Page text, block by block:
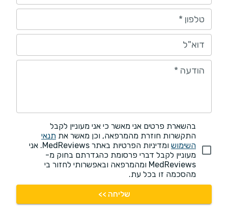
טלפון *
דוא"ל
הודעה *
בהשארת פרטים אני מאשר כי אני מעוניין לקבל
התקשרות חוזרת מהמרפאה, וכן מאשר את תנאי
השימוש
ומדיניות הפרטיות באתר MedReviews. אני
מעוניין לקבל דברי פרסומת כהגדרתם בחוק מ-
MedReviews ומהמרפאה ובאפשרותי לחזור בי
מהסכמה זו בכל עת.
שליחה >>